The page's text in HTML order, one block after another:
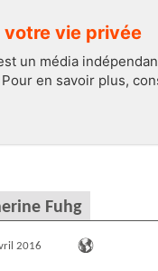
vie privée
un média
en savoir plus,
Fuhg
2016